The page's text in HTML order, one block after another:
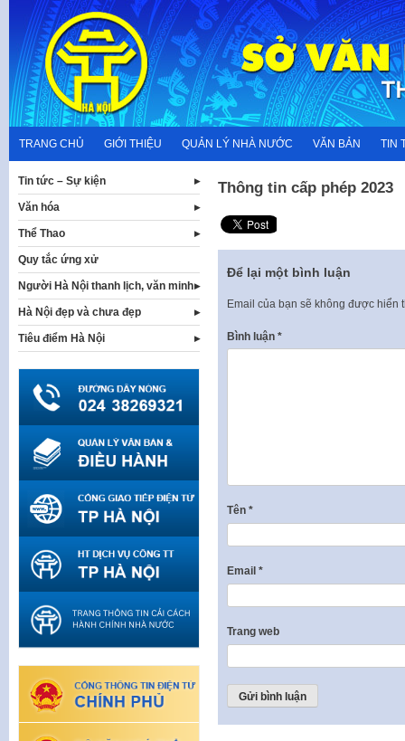
content
TRANG CHỦ GIỚI THIỆU QUẢN LÝ NHÀ NƯỚC VĂN BẢN TIN
Thông tin cấp phép 2023
Để lại một bình luận
Email của bạn sẽ không được hiển
Bình luận *
Tên *
Email *
Trang web
Tin tức – Sự kiện
Văn hóa
Thể Thao
Quy tắc ứng xử
Người Hà Nội thanh lịch, văn minh
Hà Nội đẹp và chưa đẹp
Tiêu điểm Hà Nội